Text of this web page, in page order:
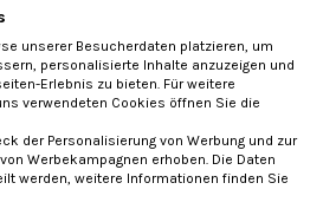
Cookie-Einstellungen
Impressum
Vertrag widerrufen
unserer Besucherdaten platzieren, um
personalisierte Inhalte anzuzeigen und
Erlebnis zu bieten. Für weitere
verwendeten Cookies öffnen Sie die
der Personalisierung von Werbung und zur
Werbekampagnen erhoben. Die Daten
werden, weitere Informationen finden Sie